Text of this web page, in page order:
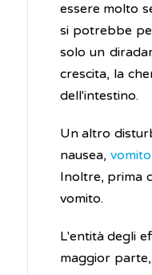
essere molto
si potrebbe
solo un
crescita, la
dell'intestino.
Un altro
nausea, vomito
Inoltre, prima
vomito.
L'entità degli
maggior